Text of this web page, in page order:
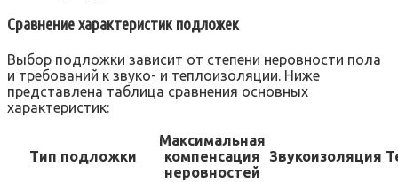
Сравнение характеристик подложек
Выбор подложки зависит от степени неровности пола
и требований к звуко- и теплоизоляции. Ниже
представлена таблица сравнения основных
характеристик:
Тип подложки
Максимальная
компенсация
неровностей
Звукоизоляция